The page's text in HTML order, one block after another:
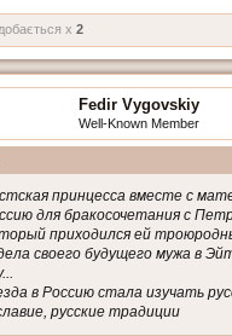
x 2
Fedir Vygovskiy
Well-Known Member
принцесса вместе с
для бракосочетания с
приходился ей
своего будущего мужа в
в Россию стала изучать
русские традиции